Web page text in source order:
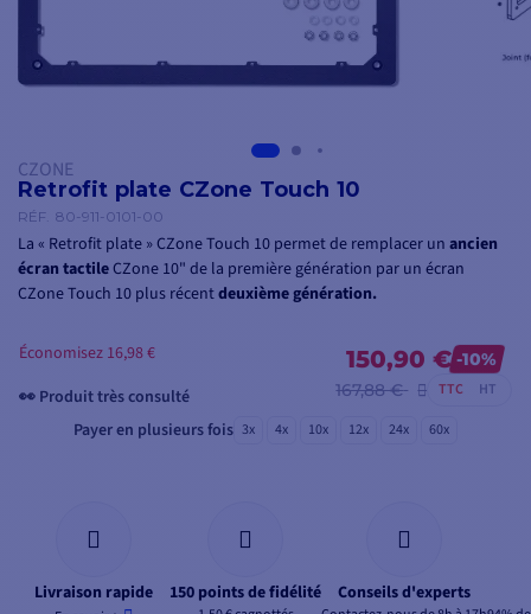
CZONE
Retrofit plate CZone Touch 10
RÉF. 80-911-0101-00
La « Retrofit plate » CZone Touch 10 permet de remplacer un ancien
écran tactileCZone 10" de la première génération par un écran
CZone Touch 10 plus récentdeuxième génération.
150,90 € -10%
167,88 €
TTC HT
Économisez 16,98 €
👀 Produit très consulté
Payer en plusieurs fois 3x 4x 10x 12x 24x 60x
Livraison rapide 150 points de fidélité Conseils d'experts